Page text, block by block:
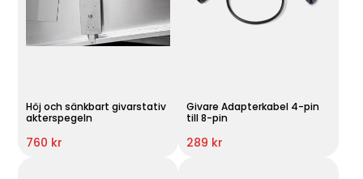
Höj och sänkbart givarstativ
akterspegeln
760 kr
Givare Adapterkabel 4-pin
till 8-pin
289 kr